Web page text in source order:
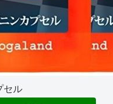
セル